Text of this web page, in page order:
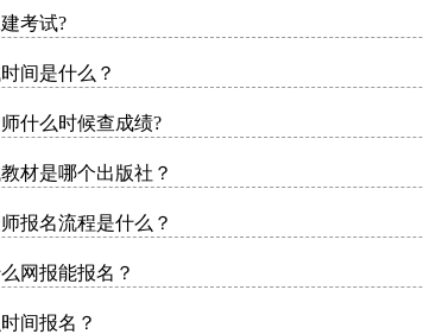
考试?
间是什么？
什么时候查成绩?
材是哪个出版社？
报名流程是什么？
网报能报名？
间报名？